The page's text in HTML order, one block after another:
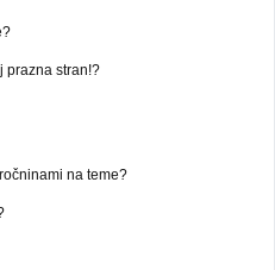
prazna stran!?
na teme?